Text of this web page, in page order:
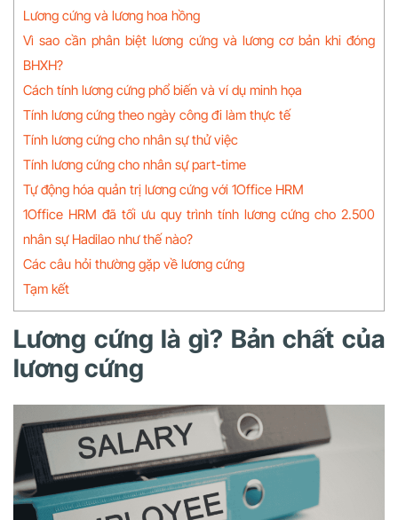
Lương cứng và lương hoa hồng
Vì sao cần phân biệt lương cứng và lương cơ bản khi đóng
BHXH?
Cách tính lương cứng phổ biến và ví dụ minh họa
Tính lương cứng theo ngày công đi làm thực tế
Tính lương cứng cho nhân sự thử việc
Tính lương cứng cho nhân sự part-time
Tự động hóa quản trị lương cứng với 1Office HRM
1Office HRM đã tối ưu quy trình tính lương cứng cho 2.500
nhân sự Hadilao như thế nào?
Các câu hỏi thường gặp về lương cứng
Tạm kết
Lương cứng là gì? Bản chất của
lương cứng